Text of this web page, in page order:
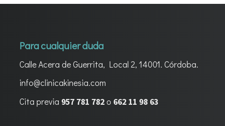
Para cualquier duda
Calle Acera de Guerrita, Local 2, 14001. Córdoba.
info@clinicakinesia.com
Cita previa 957 781 782o 662 11 98 63